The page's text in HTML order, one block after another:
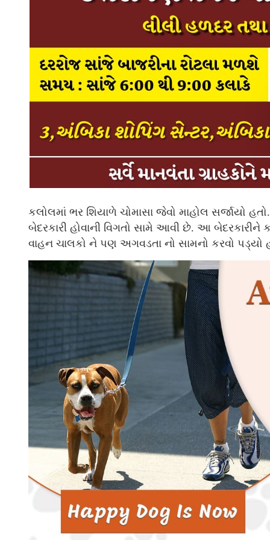
કલોલમાં ભર શિયાળે ચોમાસા જેવો માહોલ સર્જાયો
બેદરકારી હોવાની વિગતો સામે આવી છે. આ
વાહન ચાલકો ને પણ અગવડતા નો સામનો કરવો પડ્યો